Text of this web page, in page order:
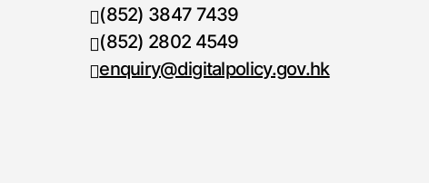
電話號碼
(852) 3847 7439
傳真號碼
(852) 2802 4549
enquiry@digitalpolicy.gov.hk